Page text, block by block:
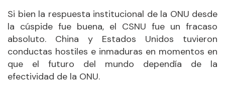
Si bien la respuesta institucional de la ONU desde
la cúspide fue buena, el CSNU fue un fracaso
absoluto. China y Estados Unidos tuvieron
conductas hostiles e inmaduras en momentos en
que el futuro del mundo dependía de la
efectividad de la ONU.